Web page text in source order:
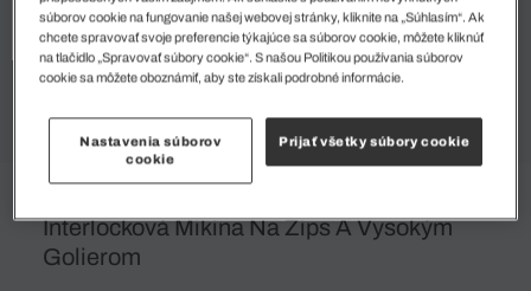
Interlocková Mikina Na Zips A Vysokým
Golierom
súborov cookie na fungovanie našej webovej stránky, kliknite na „Súhlasím“. Ak
chcete spravovať svoje preferencie týkajúce sa súborov cookie, môžete kliknúť
na tlačidlo „Spravovať súbory cookie“. S našou Politikou používania súborov
cookie sa môžete oboznámiť, aby ste získali podrobné informácie.
Nastavenia súborov
cookie
Prijať všetky súbory cookie